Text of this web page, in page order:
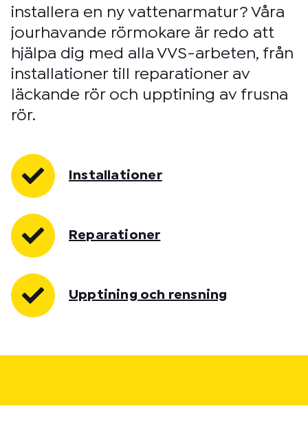
installera en ny vattenarmatur? Våra
jourhavande rörmokare är redo att
hjälpa dig med alla VVS-arbeten, från
installationer till reparationer av
läckande rör och upptining av frusna
rör.
Installationer
Reparationer
Upptining och rensning